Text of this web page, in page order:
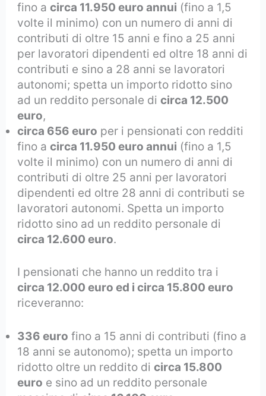
fino acirca 11.950 euro annui (fino a 1,5
volte il minimo) con un numero di anni di
contributi di oltre 15 anni e fino a 25 anni
per lavoratori dipendenti ed oltre 18 anni di
contributi e sino a 28 anni se lavoratori
autonomi; spetta un importo ridotto sino
ad un reddito personale dicirca 12.500
euro,
circa 656 euro per i pensionati con redditi
fino acirca 11.950 euro annui (fino a 1,5
volte il minimo) con un numero di anni di
contributi di oltre 25 anni per lavoratori
dipendenti ed oltre 28 anni di contributi se
lavoratori autonomi. Spetta un importo
ridotto sino ad un reddito personale di
circa 12.600 euro.
I pensionati che hanno un reddito tra i
circa 12.000 euro ed i circa 15.800 euro
riceveranno:
336 euro fino a 15 anni di contributi (fino a
18 anni se autonomo); spetta un importo
ridotto oltre un reddito dicirca 15.800
euro e sino ad un reddito personale